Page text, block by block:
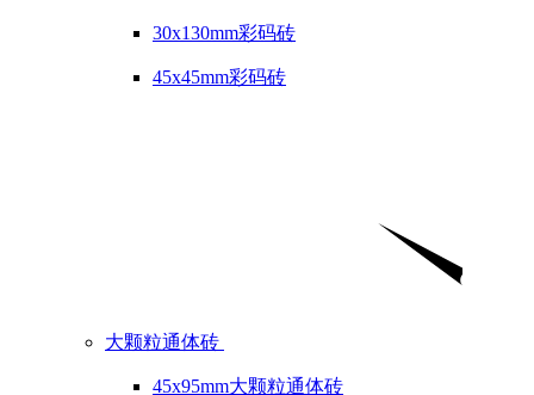
30x130mm彩码砖
45x45mm彩码砖
大颗粒通体砖
45x95mm大颗粒通体砖